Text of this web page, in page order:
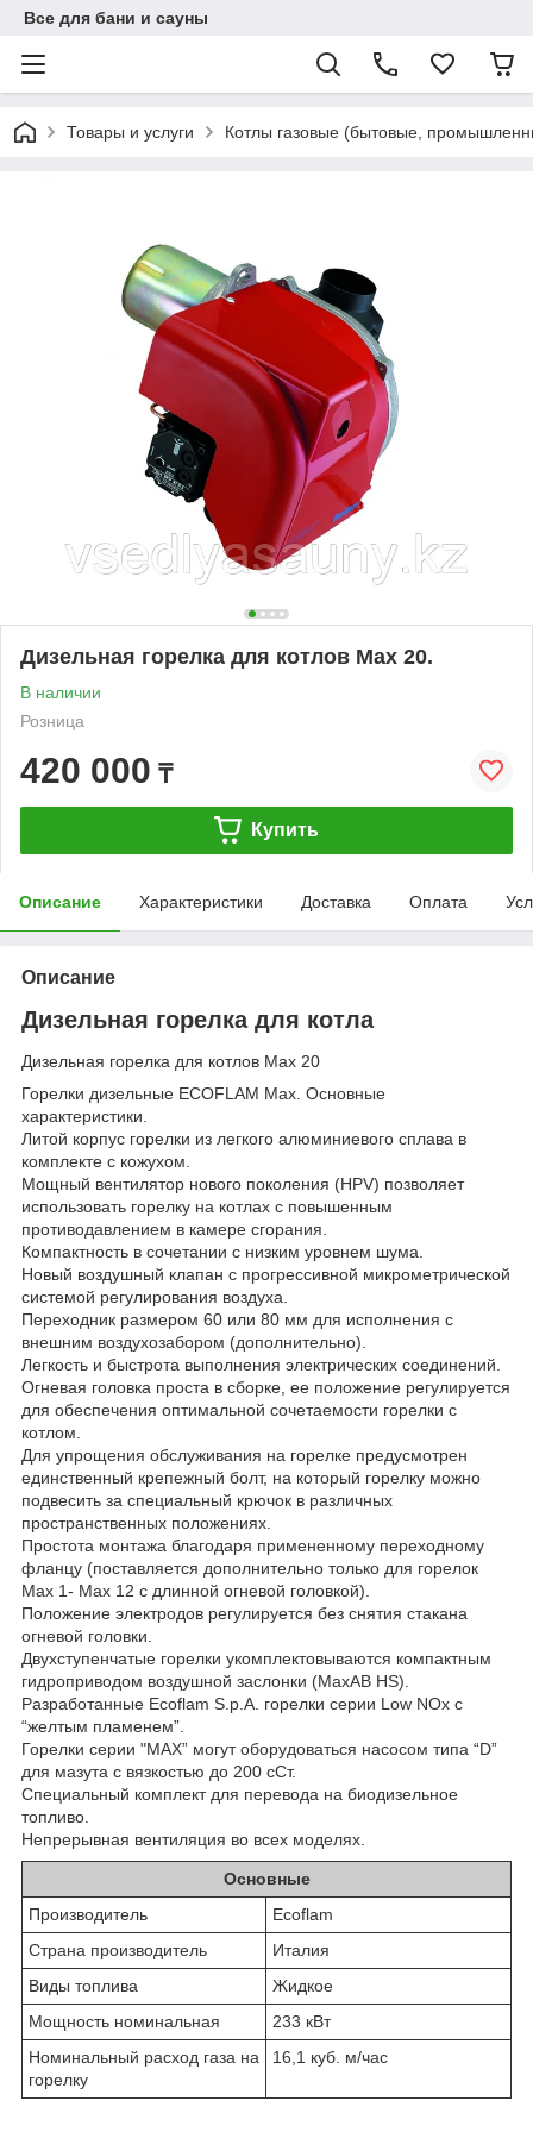
Все для бани и сауны
Товары и услуги Котлы газовые (бытовые,
Дизельная горелка для котлов Max 20.
В наличии
Розница
420 000 ₸
Купить
Описание Характеристики Доставка Оплата
Описание
Дизельная горелка для котла
Дизельная горелка для котлов Max 20
Горелки дизельные ECOFLAM Max. Основные
характеристики.
Литой корпус горелки из легкого алюминиевого сплава в
комплекте с кожухом.
Мощный вентилятор нового поколения (HPV) позволяет
использовать горелку на котлах с повышенным
противодавлением в камере сгорания.
Компактность в сочетании с низким уровнем шума.
Новый воздушный клапан с прогрессивной микрометрической
системой регулирования воздуха.
Переходник размером 60 или 80 мм для исполнения с
внешним воздухозабором (дополнительно).
Легкость и быстрота выполнения электрических соединений.
Огневая головка проста в сборке, ее положение регулируется
для обеспечения оптимальной сочетаемости горелки с
котлом.
Для упрощения обслуживания на горелке предусмотрен
единственный крепежный болт, на который горелку можно
подвесить за специальный крючок в различных
пространственных положениях.
Простота монтажа благодаря примененному переходному
фланцу (поставляется дополнительно только для горелок
Мах 1- Мах 12 с длинной огневой головкой).
Положение электродов регулируется без снятия стакана
огневой головки.
Двухступенчатые горелки укомплектовываются компактным
гидроприводом воздушной заслонки (МахАВ HS).
Разработанные Ecoflam S.p.A. горелки серии Low NOx с
“желтым пламенем”.
Горелки серии "МАХ” могут оборудоваться насосом типа “D”
для мазута с вязкостью до 200 сСт.
Специальный комплект для перевода на биодизельное
топливо.
Непрерывная вентиляция во всех моделях.
Основные
Производитель
Ecoflam
Страна производитель
Италия
Виды топлива
Жидкое
Мощность номинальная
233 кВт
Номинальный расход газа на
горелку
16,1 куб. м/час